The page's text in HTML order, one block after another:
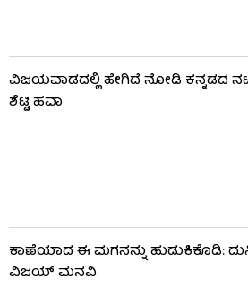
ವಿಜಯವಾಡದಲ್ಲಿ ಹೇಗಿದೆ ನೋಡಿ ಕನ್ನಡದ
ಶೆಟ್ಟಿ ಹವಾ
ಕಾಣೆಯಾದ ಈ ಮಗನನ್ನು ಹುಡುಕಿಕೊಡಿ:
ವಿಜಯ್ ಮನವಿ